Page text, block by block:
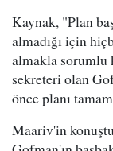
Kaynak, "Plan
almadığı için
almakla sorumlu
sekreteri olan
önce planı
Maariv'in